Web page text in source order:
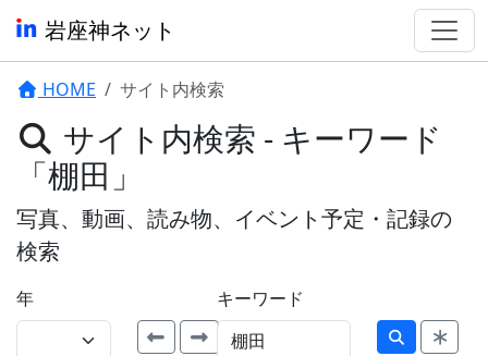
岩座神ネット
HOME サイト内検索
サイト内検索 - キーワード
「棚田」
写真、動画、読み物、イベント予定・記録の
検索
年 キーワード